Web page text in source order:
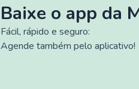
Baixe o app da
Fácil, rápido e seguro:
Agende também pelo aplicativo!